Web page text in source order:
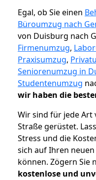
Egal, ob Sie einen
Büroumzug nach
von Duisburg nach
Firmenumzug,
Praxisumzug,
Seniorenumzug in
Studentenumzug
wir haben die
Wir sind für jede Art
Straße gerüstet.
Stress und die
sich auf Ihren
können. Zögern Sie
kostenlose und